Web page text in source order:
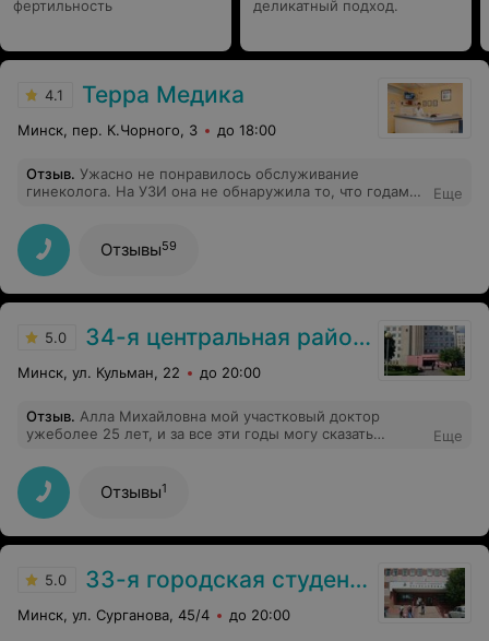
фертильность
деликатный подход.
4.1 Терра Медика
Минск, пер. К.Чорного, 3 до 18:00
Отзыв. Ужасно не понравилось обслуживание
гинеколога. На УЗИ она не обнаружила то, что годами
уже должен был начаться, врач куда-то ушла и я ждала
ее минут 10. Во время приема она была не вежлива и
не давала мне даже задать вопросы, которые меня
волновали, всем видом показывая, как мои расспросы
её раздражают. Я чувствовала себя виноватой за то,
сюда со своими проблемами. Никому не советую этот
центр.
Еще
Отзывы59
5.0 34-я центральная районная клиническая поликлиника Советского района г. Минска
Минск, ул. Кульман, 22 до 20:00
Отзыв. Алла Михайловна мой участковый доктор
ужеболее 25 лет, и за все эти годы могу сказать
благодарности. Прекрасный врач, специалист и
человек. Спасибо большое!
Еще
Отзывы1
5.0 33-я городская студенческая поликлиника
Минск, ул. Сурганова, 45/4 до 20:00